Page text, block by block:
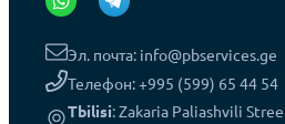
Эл. почта: info@pbservices.ge
Телефон: +995 (599) 65 44 54
Tbilisi: Zakaria Paliashvili